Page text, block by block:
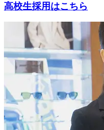
高校生採用はこちら